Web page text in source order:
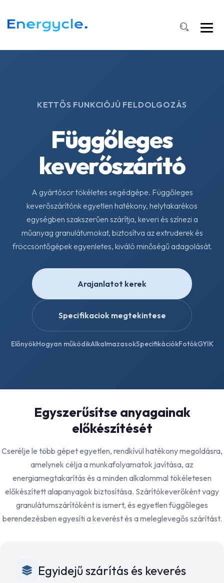
KETTŐS FUNKCIÓJÚ FELDOLGOZÁS
Függőleges
keverőszárító
A gyártósor tökéletes segédgépe. Függőleges
keverőszárítónk egyetlen hatékony, helytakarékos
egységben szakszerűen szárítja, keveri és színezi a
műanyag granulátumokat, biztosítva az extruderek és
fröccsöntőgépek egyenletes, kiváló minőségű adagolását.
Arajanlatot kerek
Specifikaciok megtekintese
ElőnyökHogyan működikAlkalmazasokSpecifikációkFotókGYIK
Egyszerűsítse anyagainak
előkészítését
Cserélje le több gépet egyetlen, rendkívül hatékony megoldásra,
amelynek célja a munkafolyamatok javítása, az
energiamegtakarítás és a minden alkalommal tökéletesen
előkészített alapanyagok biztosítása. Szárítókeverőként vagy
granulátumszárítóként is ismert, és egyetlen függőleges
berendezésben egyesíti a keverést és a meleglevegős szárítást.
Egyidejű szárítás és keverés